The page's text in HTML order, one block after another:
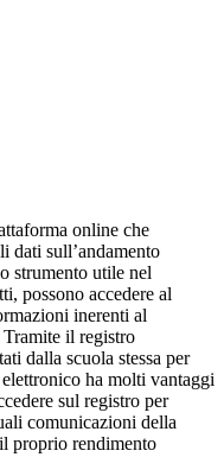
online che
dati sull’andamento
strumento utile nel
possono accedere al
inerenti al
il registro
dalla scuola stessa per
ha molti vantaggi
sul registro per
comunicazioni della
proprio rendimento